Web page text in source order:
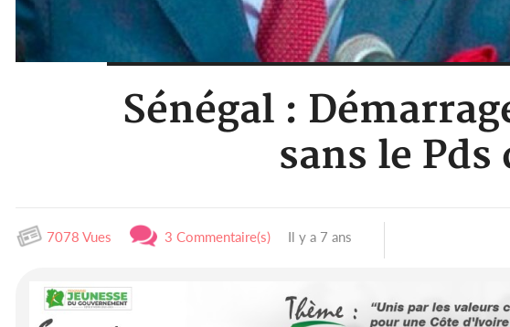
Sénégal :
sans le Pds
7078 Vues 3 Commentaire(s) Il y a 7 ans